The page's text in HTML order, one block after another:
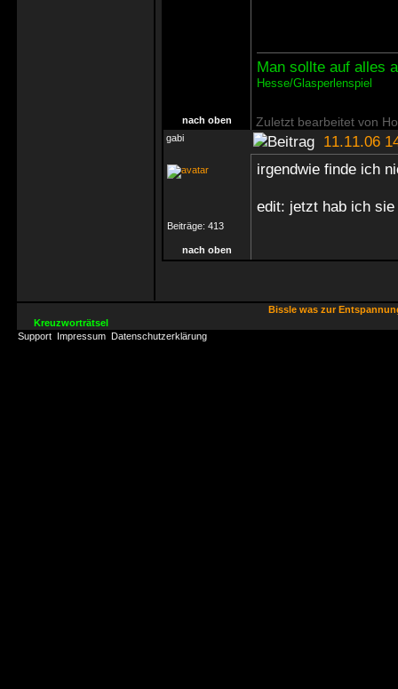
Man sollte auf alles
Hesse/Glasperlenspiel
nach oben Zuletzt bearbeitet von
gabi 11.11.06
Beiträge: 413
irgendwie finde ich
edit: jetzt hab ich
nach oben
Bissle was zur
Kreuzworträtsel
Support Impressum Datenschutzerklärung